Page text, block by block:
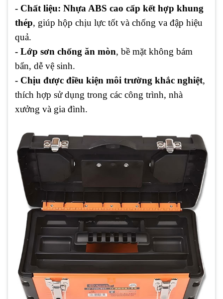
- Chất liệu: Nhựa ABS cao cấp kết hợp khung
thép, giúp hộp chịu lực tốt và chống va đập hiệu
quả.
- Lớp sơn chống ăn mòn, bề mặt không bám
bẩn, dễ vệ sinh.
- Chịu được điều kiện môi trường khắc nghiệt,
thích hợp sử dụng trong các công trình, nhà
xưởng và gia đình.